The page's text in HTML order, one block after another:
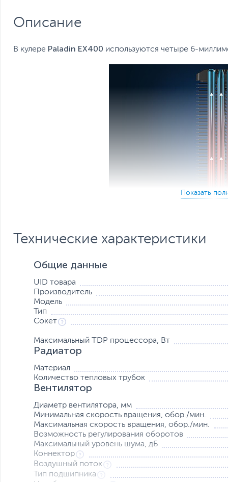
Описание
В кулере Paladin EX400 используются четыре 6-
При использовании гидродинамического подшипника,
CFM, что позволяет эффективно отводить тепло в
Технические характеристики
Общие данные
UID товара
Производитель
Модель
Тип
Сокет
Максимальный TDP процессора, Вт
Радиатор
Материал
Количество тепловых трубок
Вентилятор
Диаметр вентилятора, мм
Минимальная скорость вращения, обор./мин.
Максимальная скорость вращения, обор./мин.
Возможность регулирования оборотов
Максимальный уровень шума, дБ
Коннектор
Воздушный поток
Тип подшипника